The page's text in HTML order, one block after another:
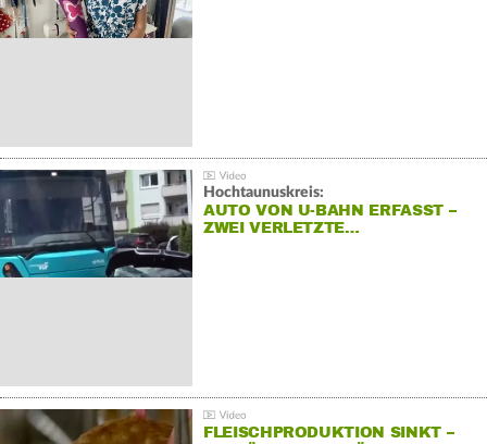
Hochtaunuskreis:
AUTO VON U-BAHN ERFASST –
ZWEI VERLETZTE…
FLEISCHPRODUKTION SINKT –